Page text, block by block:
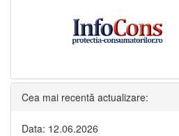
Cea mai recentă actualizare:
Data: 12.06.2026